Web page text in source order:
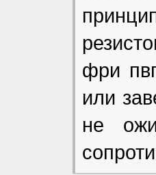
фри
или
не